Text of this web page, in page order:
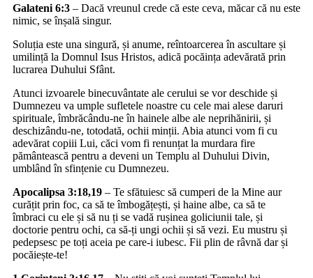
Galateni 6:3 – Dacă vreunul crede că este ceva, măcar că nu este
nimic, se înșală singur.
Soluția este una singură, și anume, reîntoarcerea în ascultare și
umilință la Domnul Isus Hristos, adică pocăința adevărată prin
lucrarea Duhului Sfânt.
Atunci izvoarele binecuvântate ale cerului se vor deschide și
Dumnezeu va umple sufletele noastre cu cele mai alese daruri
spirituale, îmbrăcându-ne în hainele albe ale neprihănirii, și
deschizându-ne, totodată, ochii minții. Abia atunci vom fi cu
adevărat copiii Lui, căci vom fi renunțat la murdara fire
pământească pentru a deveni un Templu al Duhului Divin,
umblând în sfințenie cu Dumnezeu.
Apocalipsa 3:18,19 – Te sfătuiesc să cumperi de la Mine aur
curățit prin foc, ca să te îmbogățești, și haine albe, ca să te
îmbraci cu ele și să nu ți se vadă rușinea goliciunii tale, și
doctorie pentru ochi, ca să-ți ungi ochii și să vezi. Eu mustru și
pedepsesc pe toți aceia pe care-i iubesc. Fii plin de râvnă dar și
pocăiește-te!